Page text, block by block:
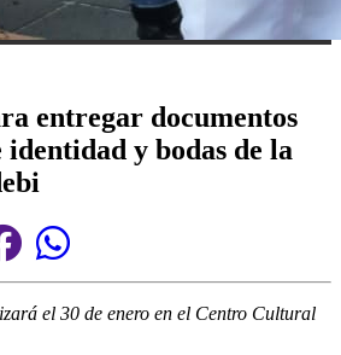
entregar documentos
y bodas de la
el 30 de enero en el Centro Cultural